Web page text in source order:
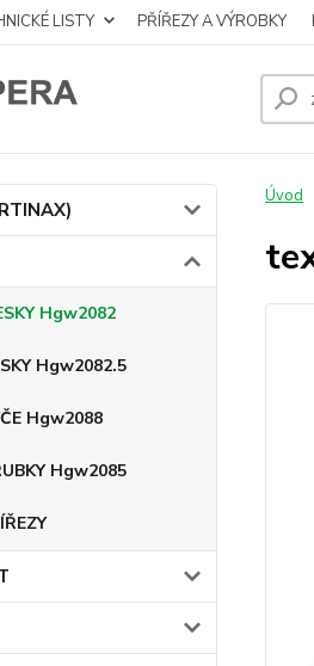
LISTY PŘÍŘEZY A VÝROBKY
Hgw2082
Hgw2082.5
Hgw2088
Hgw2085
Úvod